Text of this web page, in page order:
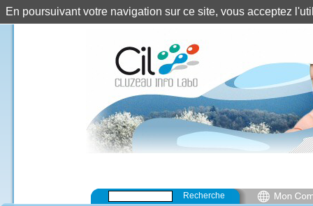
Recherche
En poursuivant votre navigation sur ce site, vous acceptez